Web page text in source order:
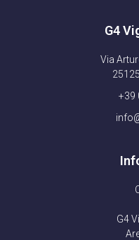
G4
Via
+39
G4